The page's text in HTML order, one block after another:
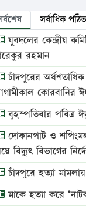
সর্বাধিক পঠিত
যুবদলের কেন্দ্রীয়
রহমান
চাঁদপুরের অর্ধশতাধিক
কোরবানির
বৃহস্পতিবার পবিত্র
দোকানপাট ও
বিদ্যুৎ বিভাগের
চাঁদপুরে হত্যা
মাকে হত্যা করে